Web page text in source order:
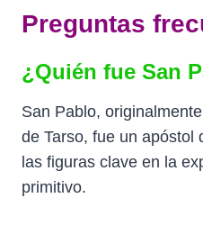
Preguntas
¿Quién fue San
San Pablo,
de Tarso, fue un apóstol
las figuras clave en la
primitivo.